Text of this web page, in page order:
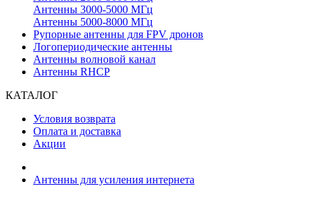
Антенны 3000-5000 МГц
Антенны 5000-8000 МГц
Рупорные антенны для FPV дронов
Логопериодические антенны
Антенны волновой канал
Антенны RHCP
КАТАЛОГ
Условия возврата
Оплата и доставка
Акции
Антенны для усиления интернета